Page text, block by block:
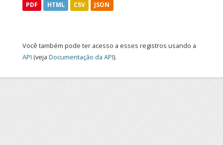
PDF HTML CSV JSON
Você também pode ter acesso a esses registros usando a
API (veja Documentação da API).